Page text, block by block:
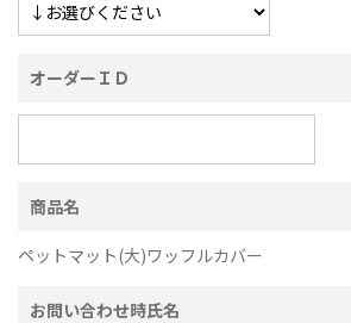
オーダーＩＤ
商品名
ペットマット(大)ワッフルカバー
お問い合わせ時氏名